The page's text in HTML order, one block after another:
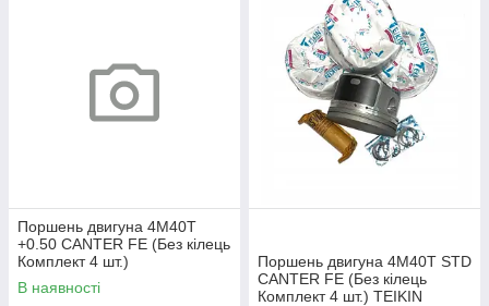
Поршень двигуна 4M40T
+0.50 CANTER FE (Без кілець
Комплект 4 шт.)
(ME200688/ME200689/ME200
690) TEIKIN
В наявності
Поршень двигуна 4M40T STD
CANTER FE (Без кілець
Комплект 4 шт.) TEIKIN